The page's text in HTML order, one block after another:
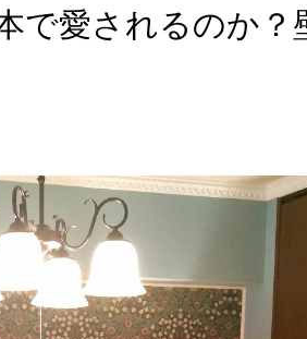
で愛されるのか？